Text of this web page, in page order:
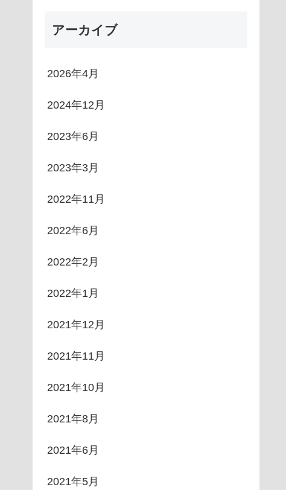
アーカイブ
2026年4月
2024年12月
2023年6月
2023年3月
2022年11月
2022年6月
2022年2月
2022年1月
2021年12月
2021年11月
2021年10月
2021年8月
2021年6月
2021年5月